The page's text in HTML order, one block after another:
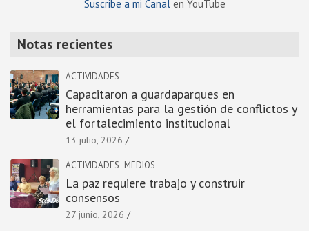
Suscribe a mi Canalen YouTube
Notas recientes
ACTIVIDADES
Capacitaron a guardaparques en
herramientas para la gestión de conflictos y
el fortalecimiento institucional
13 julio, 2026
ACTIVIDADES MEDIOS
La paz requiere trabajo y construir
consensos
27 junio, 2026